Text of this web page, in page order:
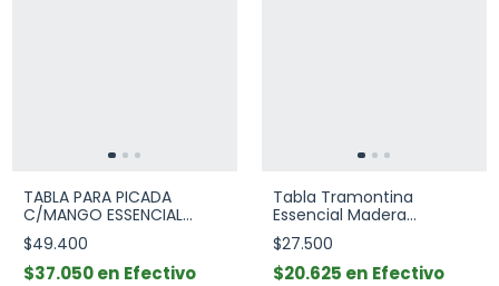
TABLA PARA PICADA
C/MANGO ESSENCIAL
70x15x1,8 cm
$49.400
$37.050 Efectivo
Tabla Tramontina
Essencial Madera
Copetinero
$27.500
$20.625 Efectivo